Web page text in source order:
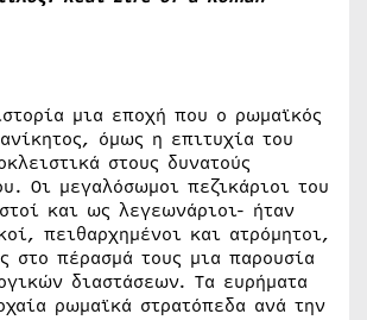
μια εποχή που ο ρωμαϊκός
όμως η επιτυχία του
στους δυνατούς
Οι μεγαλόσωμοι πεζικάριοι του
και ως λεγεωνάριοι- ήταν
πειθαρχημένοι και ατρόμητοι,
στο πέρασμά τους μια παρουσία
διαστάσεων. Τα ευρήματα
ρωμαϊκά στρατόπεδα ανά την